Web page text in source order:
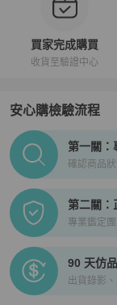
買家完成購買
收貨至驗證中心
安心購檢驗流程
PopChill拍拍圈正
第一關：
確認商品
第二關：
專業鑑定
90 天仿
出貨錄影